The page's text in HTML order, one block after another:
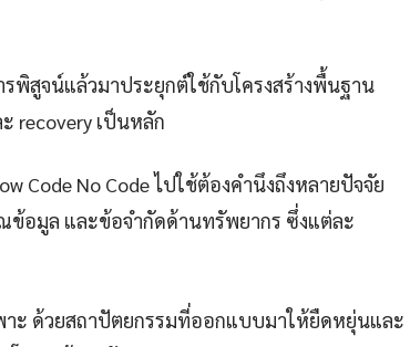
พิสูจน์แล้วมาประยุกต์ใช้กับโครงสร้างพื้นฐาน
recovery เป็นหลัก
Code No Code ไปใช้ต้องคำนึงถึงหลายปัจจัย
อมูล และข้อจำกัดด้านทรัพยากร ซึ่งแต่ละ
ะ ด้วยสถาปัตยกรรมที่ออกแบบมาให้ยืดหยุ่นและ